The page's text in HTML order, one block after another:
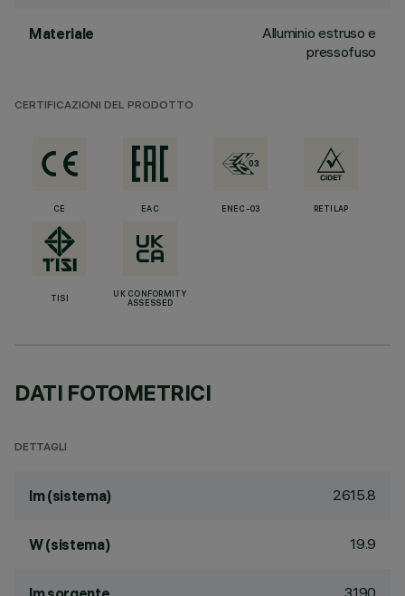
Materiale
Alluminio estruso e
pressofuso
CERTIFICAZIONI DEL PRODOTTO
CE EAC ENEC-03 RETILAP
TISI
UK CONFORMITY
ASSESSED
DATI FOTOMETRICI
DETTAGLI
lm (sistema) 2615.8
W (sistema) 19.9
3190